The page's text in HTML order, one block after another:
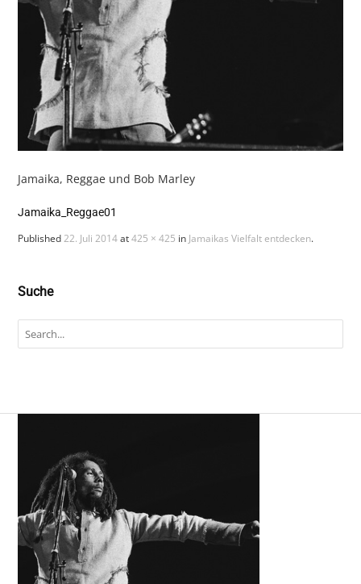
Jamaika, Reggae und Bob Marley
Jamaika_Reggae01
Published22. Juli 2014at425 × 425 in Jamaikas Vielfalt entdecken.
Suche